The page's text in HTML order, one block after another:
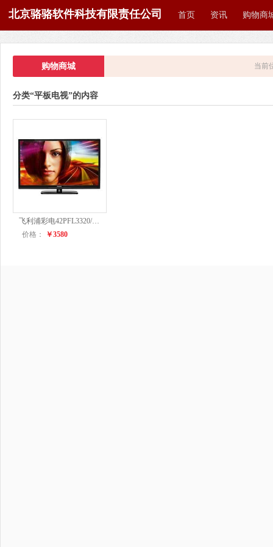
北京骆骆软件科技有限责任公司 首页 资讯 购物商
购物商城 当前
分类“平板电视”的内容
飞利浦彩电42PFL3320/T3
价格：
￥3580